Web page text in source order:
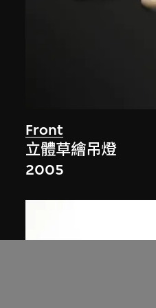
Front
立體草繪吊燈
2005